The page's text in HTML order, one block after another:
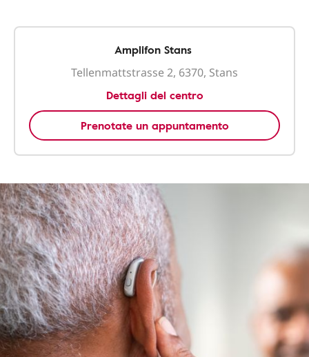
Amplifon Stans
Tellenmattstrasse 2, 6370, Stans
Dettagli del centro
Prenotate un appuntamento